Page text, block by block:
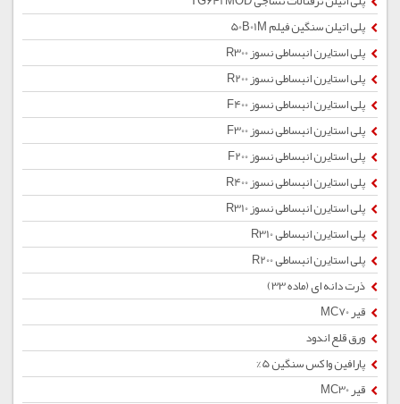
پلی اتیلن سنگین فیلم 50B01M
پلی استایرن انبساطی نسوز R300
پلی استایرن انبساطی نسوز R200
پلی استایرن انبساطی نسوز F400
پلی استایرن انبساطی نسوز F300
پلی استایرن انبساطی نسوز F200
پلی استایرن انبساطی نسوز R400
پلی استایرن انبساطی نسوز R310
پلی استایرن انبساطی R310
پلی استایرن انبساطی R200
ذرت دانه ای (ماده 33)
قیر MC70
ورق قلع اندود
پارافین واکس سنگین 5%
قیر MC30